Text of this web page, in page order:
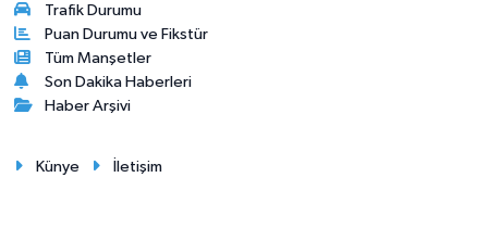
Trafik Durumu
Puan Durumu ve Fikstür
Tüm Manşetler
Son Dakika Haberleri
Haber Arşivi
Künye İletişim